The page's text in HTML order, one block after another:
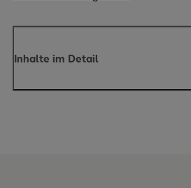
Inhalte im Detail